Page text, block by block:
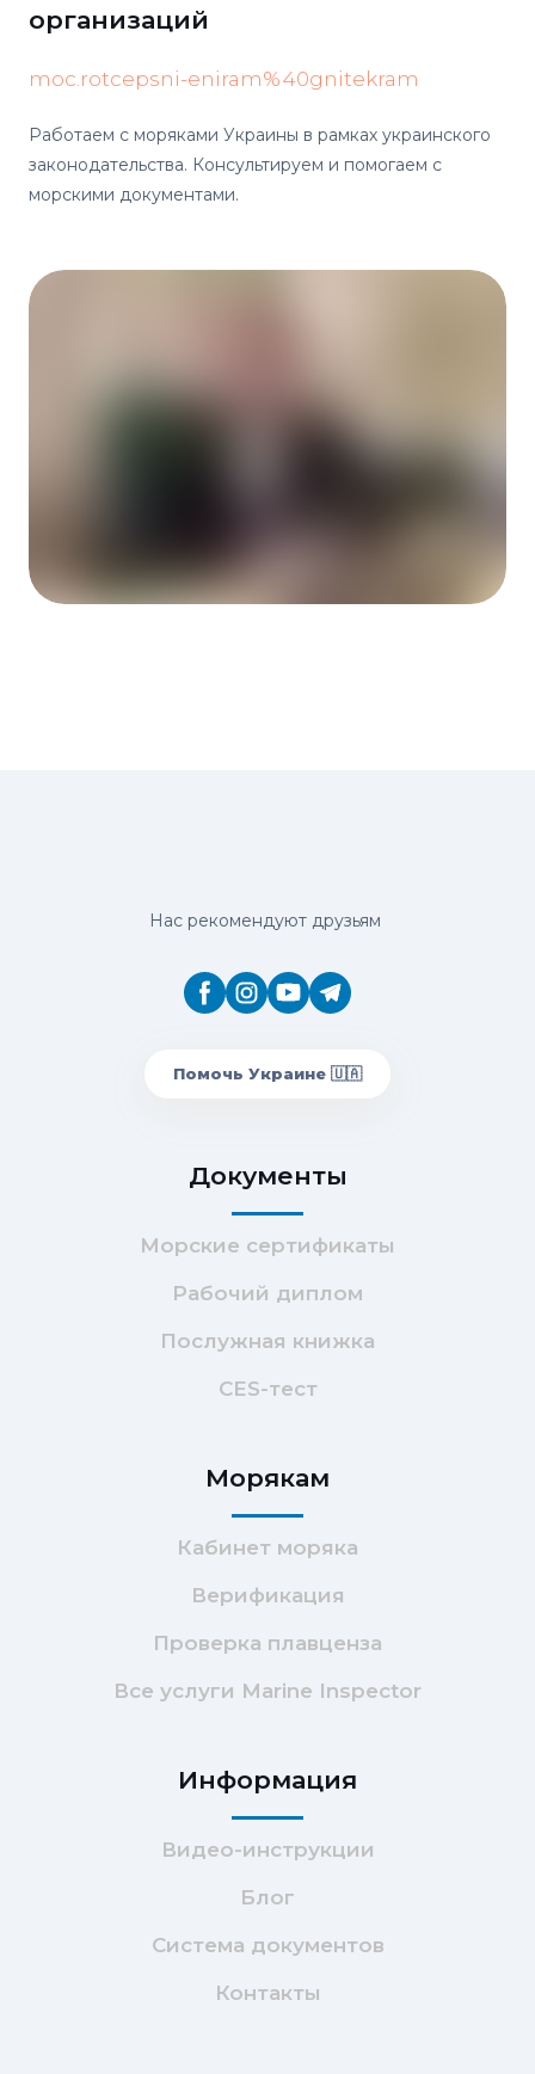
организаций
moc.rotcepsni-eniram%40gnitekram
Работаем с моряками Украины в рамках украинского
законодательства. Консультируем и помогаем с
морскими документами.
Нас рекомендуют друзьям
Помочь Украине 🇺🇦
Документы
Морские сертификаты
Рабочий диплом
Послужная книжка
CES-тест
Морякам
Кабинет моряка
Верификация
Проверка плавценза
Все услуги Marine Inspector
Информация
Видео-инструкции
Блог
Система документов
Контакты